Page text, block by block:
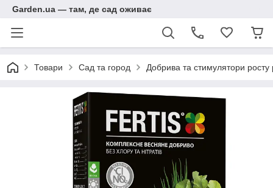
Garden.ua — там, де сад оживає
Товари Сад та город Добрива та стимулятори росту